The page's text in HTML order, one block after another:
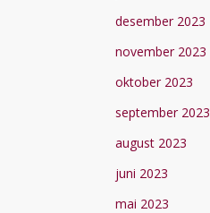
desember 2023
november 2023
oktober 2023
september 2023
august 2023
juni 2023
mai 2023